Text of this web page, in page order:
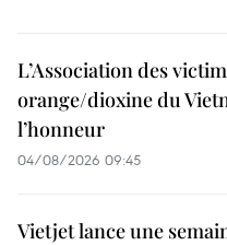
L’Association des
orange/dioxine du
l’honneur
04/08/2026 09:45
Vietjet lance une